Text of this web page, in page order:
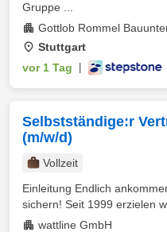
Gruppe ...
Gottlob Rommel
Stuttgart
vor 1 Tag
Selbstständige:r
(m/w/d)
Vollzeit
Einleitung Endlich
sichern! Seit 1999 erzielen
wattline GmbH